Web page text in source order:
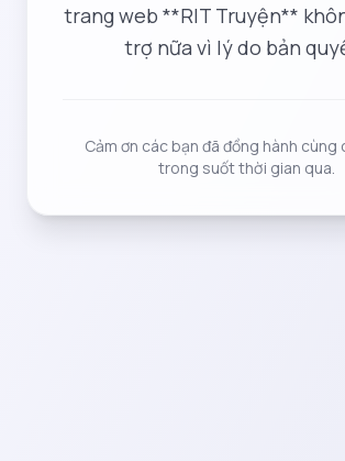
trang web **RIT Truyện**
trợ nữa vì lý do bản
Cảm ơn các bạn đã đồng hành cùng
trong suốt thời gian qua.